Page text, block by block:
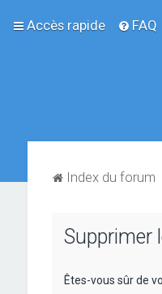
Accès rapide FAQ
Index du forum
Supprimer
Êtes-vous sûr de